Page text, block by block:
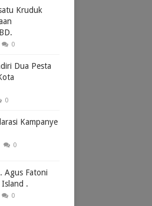
Kruduk
0
Dua Pesta
0
Kampanye
0
Agus Fatoni
Island .
0